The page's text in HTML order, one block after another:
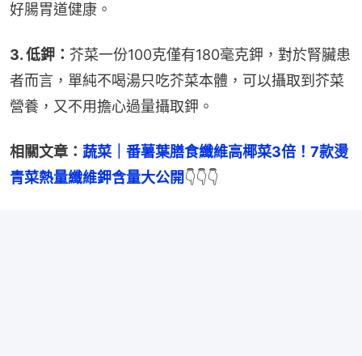
好腸胃道健康。
3. 低鉀： 芥菜一份100克僅有180毫克鉀，對於腎臟患
者而言，單純不喝湯只吃芥菜本體，可以攝取到芥菜
營養，又不用擔心過量攝取鉀。
相關文章： 蔬菜｜番薯葉膳食纖維高椰菜3倍！7款燙
青菜熱量纖維鉀含量大公開👇👇👇